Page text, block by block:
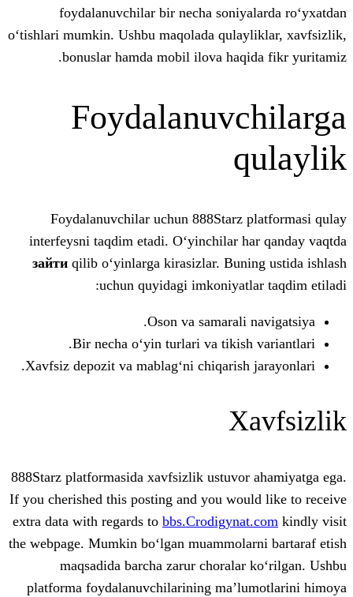
foydalanuvchilar bir necha
o‘tishlari mumkin. Ushbu maqolada
bonuslar hamda mobil ilova
Foydalanuvchilar uchun 888Starz
interfeysni taqdim etadi. O‘yinchilar
зайтиqilib o‘yinlarga kirasizlar.
uchun quyidagi
Oson va samarali
Bir necha o‘yin turlari va
Xavfsiz depozit va mablag‘ni
888Starz platformasida xavfsizlik
If you cherished this posting and you
extra data with regards to
the webpage. Mumkin bo‘lgan
maqsadida barcha zarur
platforma foydalanuvchilarining